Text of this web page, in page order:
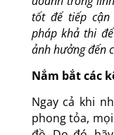
quy trình làm
doanh trong
tốt để tiếp cận
pháp khả thi
ảnh hưởng đến
Nắm bắt các
Ngay cả khi